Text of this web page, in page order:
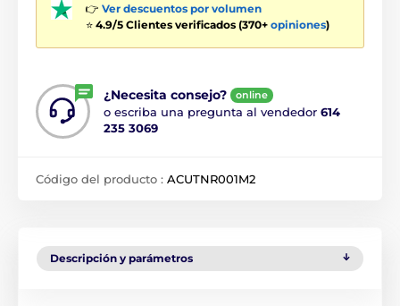
👉 Ver descuentos por volumen
⭐ 4.9/5 Clientes verificados (370+ opiniones)
¿Necesita consejo? online
o escriba una pregunta al vendedor 614
235 3069
Código del producto : ACUTNR001M2
Descripción y parámetros